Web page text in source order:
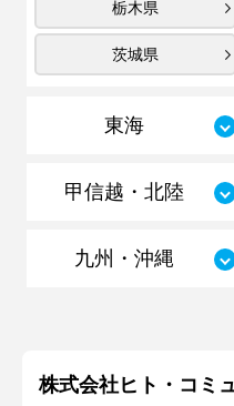
栃木県
茨城県
東海
甲信越・北陸
九州・沖縄
株式会社ヒト・コミ